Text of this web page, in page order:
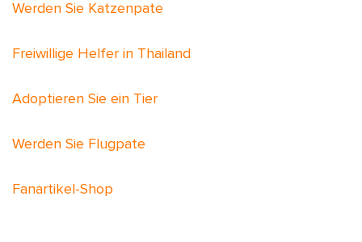
199, 118 Thepkasattri Rd,
Thalang,
geschlossen)
Thonglor Chalong Phuket Pet Hospital
Werden Sie Katzenpate
Freiwillige Helfer in Thailand
Adoptieren Sie ein Tier
Werden Sie Flugpate
Fanartikel-Shop